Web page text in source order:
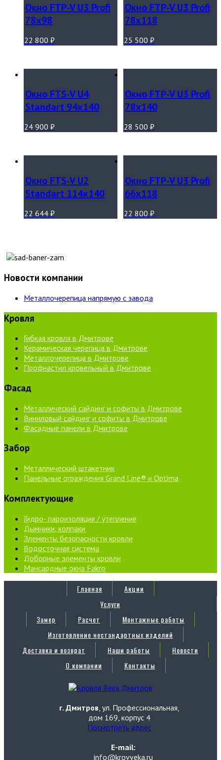
Окно FTP-V U3 Profi
78х98
22 800 ₽
Окно FTP-V U3 Profi
78х118
25 500 ₽
Окно FTS-V U4
Standart 94х140
24 900 ₽
Окно FTP-V U3 Profi
78х140
28 500 ₽
Окно FTS-V U2
Standart 114х140
22 644 ₽
Окно FTP-V U3 Profi
66х118
22 800 ₽
Новости компании
Металлочерепица напрямую с завода
Кровля
Гибкая кровля в Дмитрове
Керамическая черепица в Дмитрове
Металлочерепица в Дмитрове
Профнастил кровельный в Дмитрове
Фасад
Металлический сайдинг и софиты в Дмитрове
Виниловый сайдинг и софиты в Дмитрове
Фасадные панели в Дмитрове
Забор
Металлический штакетник
Панельные ограждения Grand Line® и Optima
Комплектующие
Гидро- пароизоляция / утепление
Дымники, колпаки
Элементы безопасности кровли
Водосточная система
Доборные элементы кровли
Мансардные окна Fakro
Главная
Акции
Услуги
Замер
Расчет
Монтажные работы
Изготовление нестандартных изделий
Доставка и возврат
Наши работы
Новости
О компании
Контакты
г. Дмитров , ул. Профессиональная,
дом 169, корпус 4
Посмотреть адрес
E-mail:
info@krovveka.ru